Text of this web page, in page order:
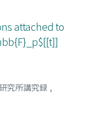
attached to
究所講究録 ,